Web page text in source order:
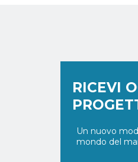
RICEVI
Un nuovo
mondo del